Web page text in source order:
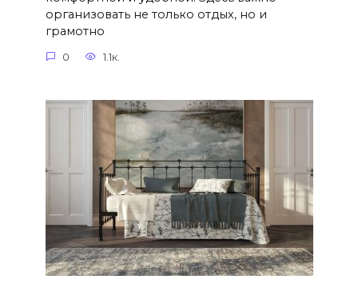
организовать не только отдых, но и
грамотно
0 1.1к.